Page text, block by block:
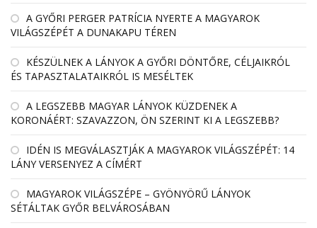
A GYŐRI PERGER PATRÍCIA NYERTE A MAGYAROK
VILÁGSZÉPÉT A DUNAKAPU TÉREN
KÉSZÜLNEK A LÁNYOK A GYŐRI DÖNTŐRE, CÉLJAIKRÓL
ÉS TAPASZTALATAIKRÓL IS MESÉLTEK
A LEGSZEBB MAGYAR LÁNYOK KÜZDENEK A
KORONÁÉRT: SZAVAZZON, ÖN SZERINT KI A LEGSZEBB?
IDÉN IS MEGVÁLASZTJÁK A MAGYAROK VILÁGSZÉPÉT: 14
LÁNY VERSENYEZ A CÍMÉRT
MAGYAROK VILÁGSZÉPE – GYÖNYÖRŰ LÁNYOK
SÉTÁLTAK GYŐR BELVÁROSÁBAN